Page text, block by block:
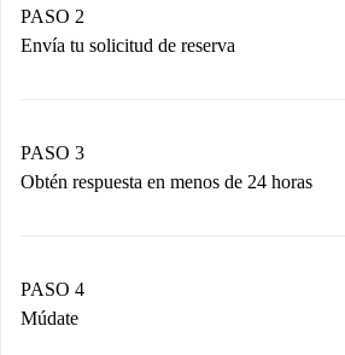
Tienes toda la información
PASO 2
Envía tu solicitud de reserva
propietario acepte.
PASO 3
Obtén respuesta en menos de 24 horas
contacto con el propietario.
Si es rechazada: No te haremos
PASO 4
Múdate